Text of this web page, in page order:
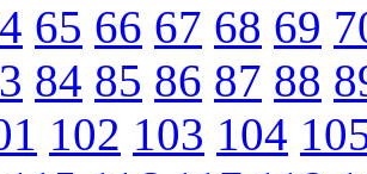
65 66 67 68 69
84 85 86 87 88
102 103 104